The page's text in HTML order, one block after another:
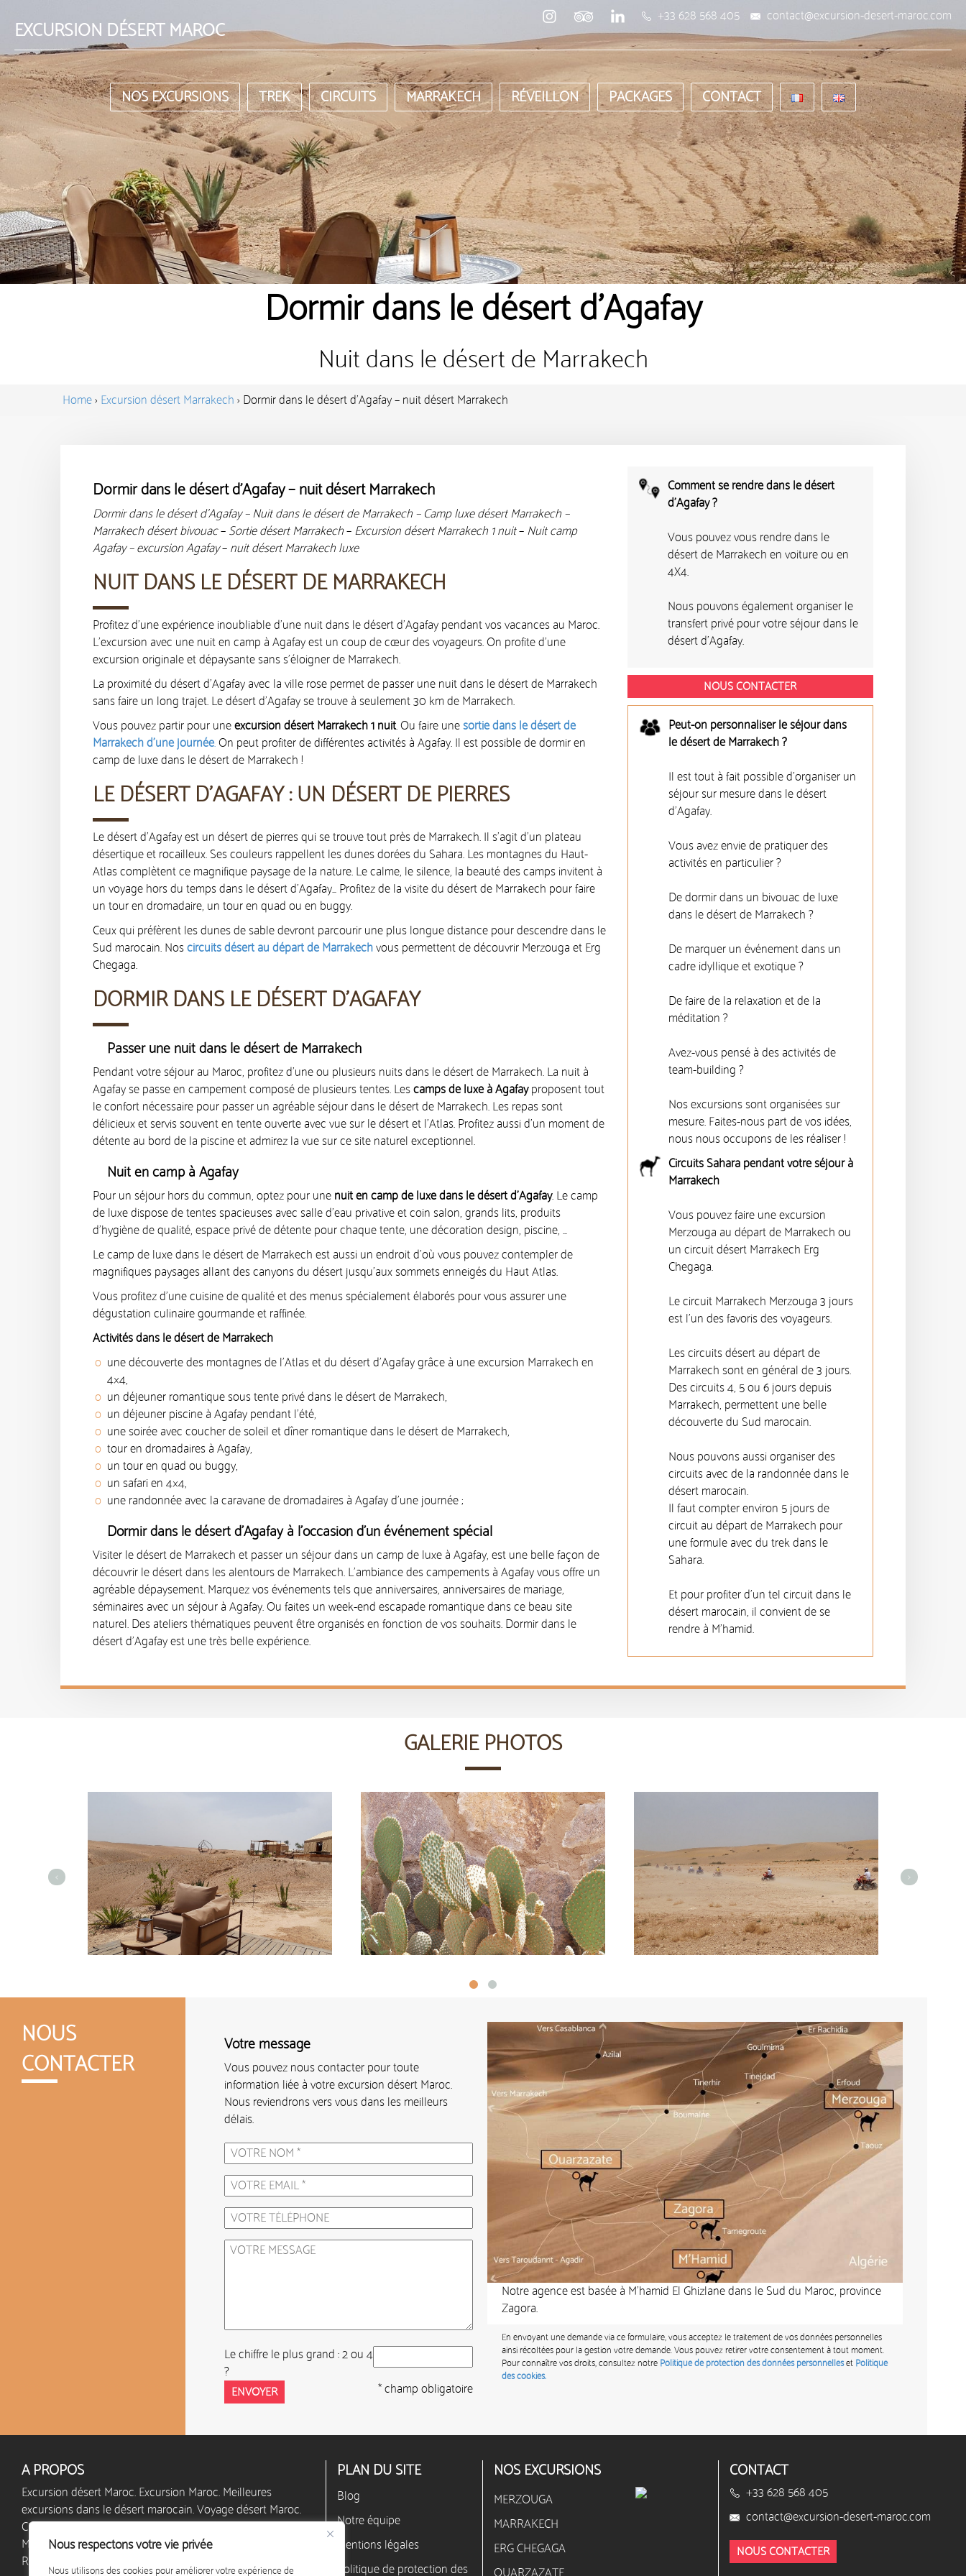
Nous respectons votre vie privée
Nous utilisons des cookies pour améliorer votre expérience de
EXCURSION DÉSERT MAROC
+33 628 568 405 contact@excursion-desert-maroc.com
NOS EXCURSIONS TREK CIRCUITS MARRAKECH RÉVEILLON PACKAGES CONTACT
Dormir dans le désert d'Agafay
Nuit dans le désert de Marrakech
Home › Excursion désert Marrakech › Dormir dans le désert d’Agafay – nuit désert Marrakech
Dormir dans le désert d’Agafay – nuit désert Marrakech
Dormir dans le désert d’Agafay – Nuit dans le désert de Marrakech – Camp luxe désert Marrakech –
Marrakech désert bivouac– Sortie désert Marrakech – Excursion désert Marrakech 1 nuit– Nuit camp
Agafay – excursion Agafay– nuit désert Marrakech luxe
NUIT DANS LE DÉSERT DE MARRAKECH
Profitez d’une expérience inoubliable d’une nuit dans le désert d’Agafay pendant vos vacances au Maroc.
L’excursion avec une nuit en camp à Agafay est un coup de cœur des voyageurs. On profite d’une
excursion originale et dépaysante sans s’éloigner de Marrakech.
La proximité du désert d’Agafay avec la ville rose permet de passer une nuit dans le désert de Marrakech
sans faire un long trajet. Le désert d’Agafay se trouve à seulement 30 km de Marrakech.
Vous pouvez partir pour une excursion désert Marrakech 1 nuit . Ou faire une sortie dans le désert de
Marrakech d’une journée On peut profiter de différentes activités à Agafay. Il est possible de dormir en
camp de luxe dans le désert de Marrakech !
LE DÉSERT D’AGAFAY : UN DÉSERT DE PIERRES
Le désert d’Agafay est un désert de pierres qui se trouve tout près de Marrakech. Il s’agit d’un plateau
désertique et rocailleux. Ses couleurs rappellent les dunes dorées du Sahara. Les montagnes du Haut-
Atlas complètent ce magnifique paysage de la nature. Le calme, le silence, la beauté des camps invitent à
un voyage hors du temps dans le désert d’Agafay… Profitez de la visite du désert de Marrakech pour faire
un tour en dromadaire, un tour en quad ou en buggy.
Ceux qui préfèrent les dunes de sable devront parcourir une plus longue distance pour descendre dans le
Sud marocain. Nos circuits désert au départ de Marrakech vous permettent de découvrir Merzouga et Erg
Chegaga.
DORMIR DANS LE DÉSERT D’AGAFAY
Passer une nuit dans le désert de Marrakech
Pendant votre séjour au Maroc, profitez d’une ou plusieurs nuits dans le désert de Marrakech. La nuit à
Agafay se passe en campement composé de plusieurs tentes. Les camps de luxe à Agafayproposent tout
le confort nécessaire pour passer un agréable séjour dans le désert de Marrakech. Les repas sont
délicieux et servis souvent en tente ouverte avec vue sur le désert et l’Atlas. Profitez aussi d’un moment de
détente au bord de la piscine et admirez la vue sur ce site naturel exceptionnel.
Nuit en camp à Agafay
Pour un séjour hors du commun, optez pour une nuit en camp de luxe dans le désert d’Agafay. Le camp
de luxe dispose de tentes spacieuses avec salle d’eau privative et coin salon, grands lits, produits
d’hygiène de qualité, espace privé de détente pour chaque tente, une décoration design, piscine, …
Le camp de luxe dans le désert de Marrakech est aussi un endroit d’où vous pouvez contempler de
magnifiques paysages allant des canyons du désert jusqu’aux sommets enneigés du Haut Atlas.
Vous profitez d’une cuisine de qualité et des menus spécialement élaborés pour vous assurer une
dégustation culinaire gourmande et raffinée.
Activités dans le désert de Marrakech
une découverte des montagnes de l’Atlas et du désert d’Agafay grâce à une excursion Marrakech en
4×4,
un déjeuner romantique sous tente privé dans le désert de Marrakech,
un déjeuner piscine à Agafay pendant l’été,
une soirée avec coucher de soleil et dîner romantique dans le désert de Marrakech,
tour en dromadaires à Agafay,
un tour en quad ou buggy,
un safari en 4×4,
une randonnée avec la caravane de dromadaires à Agafay d’une journée ;
Dormir dans le désert d’Agafay à l’occasion d’un événement spécial
Visiter le désert de Marrakech et passer un séjour dans un camp de luxe à Agafay, est une belle façon de
découvrir le désert dans les alentours de Marrakech. L’ambiance des campements à Agafay vous offre un
agréable dépaysement. Marquez vos événements tels que anniversaires, anniversaires de mariage,
séminaires avec un séjour à Agafay. Ou faites un week-end escapade romantique dans ce beau site
naturel. Des ateliers thématiques peuvent être organisés en fonction de vos souhaits. Dormir dans le
désert d’Agafay est une très belle expérience.
Comment se rendre dans le désert
d'Agafay ?
Vous pouvez vous rendre dans le
désert de Marrakech en voiture ou en
4X4.
Nous pouvons également organiser le
transfert privé pour votre séjour dans le
désert d'Agafay.
NOUS CONTACTER
Peut-on personnaliser le séjour dans
le désert de Marrakech ?
Il est tout à fait possible d'organiser un
séjour sur mesure dans le désert
d'Agafay.
Vous avez envie de pratiquer des
activités en particulier ?
De dormir dans un bivouac de luxe
dans le désert de Marrakech ?
De marquer un événement dans un
cadre idyllique et exotique ?
De faire de la relaxation et de la
méditation ?
Avez-vous pensé à des activités de
team-building ?
Nos excursions sont organisées sur
mesure. Faites-nous part de vos idées,
nous nous occupons de les réaliser !
Circuits Sahara pendant votre séjour à
Marrakech
Vous pouvez faire une excursion
Merzouga au départ de Marrakech ou
un circuit désert Marrakech Erg
Chegaga.
Le circuit Marrakech Merzouga 3 jours
est l'un des favoris des voyageurs.
Les circuits désert au départ de
Marrakech sont en général de 3 jours.
Des circuits 4, 5 ou 6 jours depuis
Marrakech, permettent une belle
découverte du Sud marocain.
Nous pouvons aussi organiser des
circuits avec de la randonnée dans le
désert marocain.
Il faut compter environ 5 jours de
circuit au départ de Marrakech pour
une formule avec du trek dans le
Sahara.
Et pour profiter d'un tel circuit dans le
désert marocain, il convient de se
rendre à M'hamid.
GALERIE PHOTOS
< >
NOUS
CONTACTER
Votre message
Vous pouvez nous contacter pour toute
information liée à votre excursion désert Maroc.
Nous reviendrons vers vous dans les meilleurs
délais.
Le chiffre le plus grand : 2 ou 4
?
* champ obligatoire
Notre agence est basée à M’hamid El Ghizlane dans le Sud du Maroc, province
Zagora.
En envoyant une demande via ce formulaire, vous acceptez le traitement de vos données personnelles
ainsi récoltées pour la gestion votre demande. Vous pouvez retirer votre consentement à tout moment.
Pour connaître vos droits, consultez notre Politique de protection des données personnelles et Politique
des cookies.
A PROPOS
Excursion désert Maroc. Excursion Maroc. Meilleures
excursions dans le désert marocain. Voyage désert Maroc.
Circuit désert Maroc. Séjour désert Maroc. Bivouac désert
Maroc. Vacances Maroc. Excursion Sahara Maroc.
Randonnée dans le désert marocain. Circuit Maroc.
PLAN DU SITE
Blog
Notre équipe
Mentions légales
Politique de protection des
NOS EXCURSIONS
MERZOUGA
MARRAKECH
ERG CHEGAGA
OUARZAZATE
CONTACT
+33 628 568 405
contact@excursion-desert-maroc.com
NOUS CONTACTER